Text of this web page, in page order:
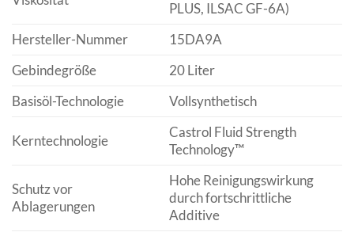
PLUS, ILSAC GF-6A)
Hersteller-Nummer
15DA9A
Gebindegröße
20 Liter
Basisöl-Technologie
Vollsynthetisch
Kerntechnologie
Castrol Fluid Strength
Technology™
Schutz vor
Ablagerungen
Hohe Reinigungswirkung
durch fortschrittliche
Additive